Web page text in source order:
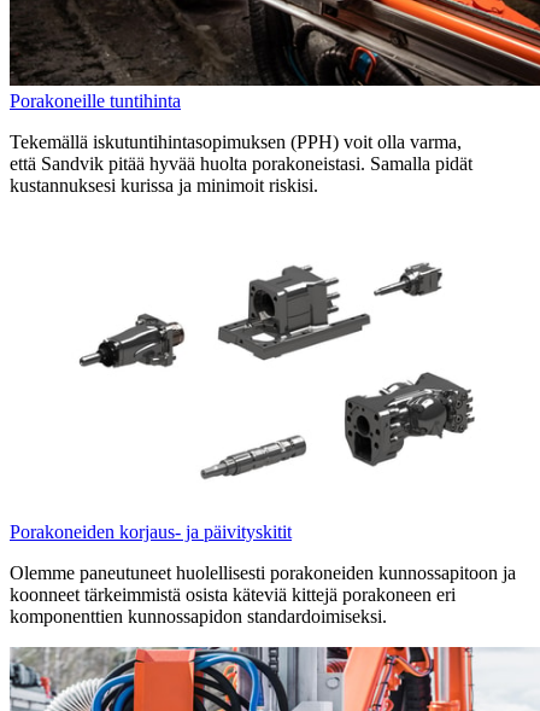
Porakoneille tuntihinta
Tekemällä iskutuntihintasopimuksen (PPH) voit olla varma,
että Sandvik pitää hyvää huolta porakoneistasi. Samalla pidät
kustannuksesi kurissa ja minimoit riskisi.
Porakoneiden korjaus- ja päivityskitit
Olemme paneutuneet huolellisesti porakoneiden kunnossapitoon ja
koonneet tärkeimmistä osista käteviä kittejä porakoneen eri
komponenttien kunnossapidon standardoimiseksi.